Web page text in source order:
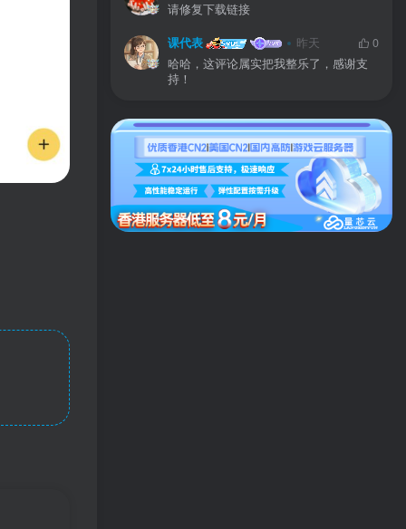
请修复下载链接
课代表 昨天
0
哈哈，这评论属实把我整乐了，感谢支
持！